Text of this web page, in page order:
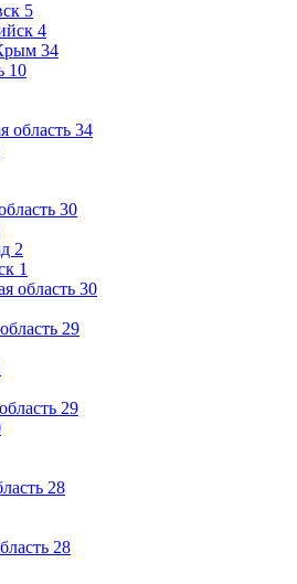
5
4
34
10
область 34
30
2
1
область 30
29
29
28
28